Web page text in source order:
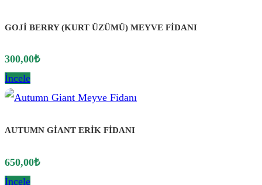
GOJİ BERRY (KURT ÜZÜMÜ) MEYVE FİDANI
300,00₺
İncele
AUTUMN GİANT ERİK FİDANI
650,00₺
İncele